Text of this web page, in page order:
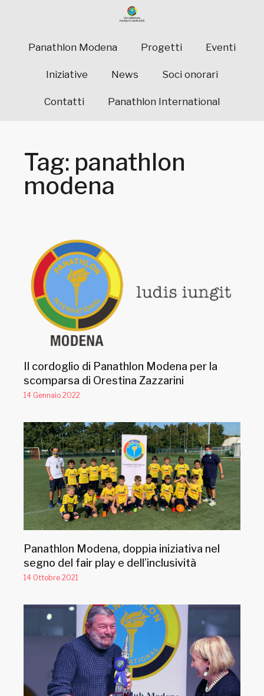
Panathlon Modena Progetti Eventi
Iniziative News Soci onorari
Contatti Panathlon International
Tag: panathlon
modena
Il cordoglio di Panathlon Modena per la
scomparsa di Orestina Zazzarini
14 Gennaio 2022
Panathlon Modena, doppia iniziativa nel
segno del fair play e dell’inclusività
14 Ottobre 2021